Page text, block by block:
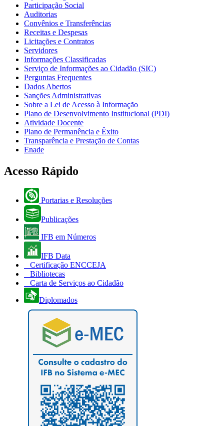
Participação Social
Auditorias
Convênios e Transferências
Receitas e Despesas
Licitações e Contratos
Servidores
Informações Classificadas
Serviço de Informações ao Cidadão (SIC)
Perguntas Frequentes
Dados Abertos
Sanções Administrativas
Sobre a Lei de Acesso à Informação
Plano de Desenvolvimento Institucional (PDI)
Atividade Docente
Plano de Permanência e Êxito
Transparência e Prestação de Contas
Enade
Acesso Rápido
Portarias e Resoluções
Publicações
IFB em Números
IFB Data
Certificação ENCCEJA
Bibliotecas
Carta de Serviços ao Cidadão
Diplomados